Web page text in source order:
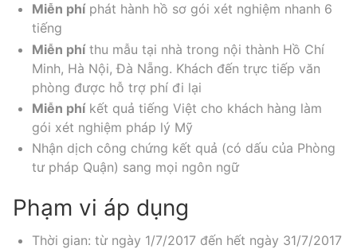
Miễn phíphát hành hồ sơ gói xét nghiệm nhanh 6
tiếng
Miễn phíthu mẫu tại nhà trong nội thành Hồ Chí
Minh, Hà Nội, Đà Nẵng. Khách đến trực tiếp văn
phòng được hỗ trợ phí đi lại
Miễn phíkết quả tiếng Việt cho khách hàng làm
gói xét nghiệm pháp lý Mỹ
Nhận dịch công chứng kết quả (có dấu của Phòng
tư pháp Quận) sang mọi ngôn ngữ
Phạm vi áp dụng
Thời gian: từ ngày 1/7/2017 đến hết ngày 31/7/2017